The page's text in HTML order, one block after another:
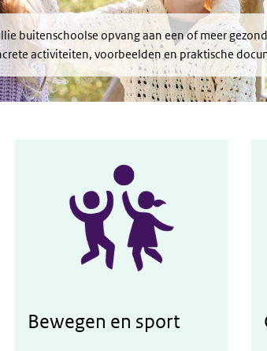
buitenschoolse opvang aan een of meer
activiteiten, voorbeelden en praktische
Werken aan bewegen en sport
Bewegen en sport